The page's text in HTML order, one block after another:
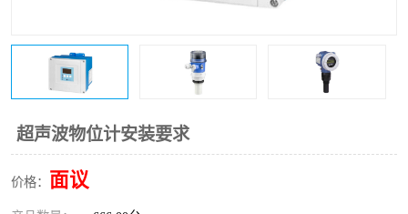
超声波物位计安装要求
价格： 面议
智能锅炉水位计